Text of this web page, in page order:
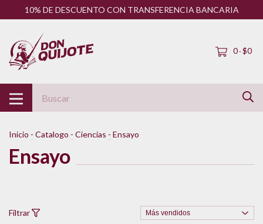
10% DE DESCUENTO CON TRANSFERENCIA BANCARIA
0-$0
Inicio - Catalogo - Ciencias - Ensayo
Ensayo
Filtrar